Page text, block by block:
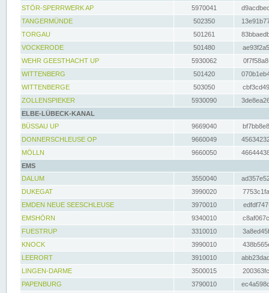
STÖR-SPERRWERK AP 5970041
TANGERMÜNDE
502350
TORGAU
501261
VOCKERODE
501480
WEHR GEESTHACHT UP
5930062
WITTENBERG
501420
WITTENBERGE
503050
ZOLLENSPIEKER
5930090
ELBE-LÜBECK-KANAL
BÜSSAU UP
9669040
DONNERSCHLEUSE OP
9660049
MÖLLN
9660050
EMS
DALUM
3550040
DUKEGAT
3990020
EMDEN NEUE SEESCHLEUSE
3970010
EMSHÖRN
9340010
FUESTRUP
3310010
KNOCK
3990010
LEERORT
3910010
LINGEN-DARME
3500015
PAPENBURG
3790010